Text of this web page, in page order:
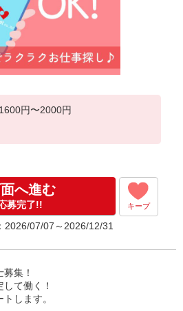
円〜2000円
へ進む
募完了!! キープ
2026/07/07～2026/12/31
集！
て働く！
します。